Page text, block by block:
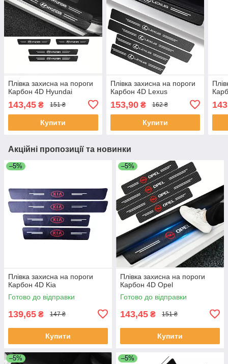
Плівка захисна на пороги
Карбон 4D Hyundai
143,45 ₴ 151 ₴
Купити
Плівка захисна на пороги
Карбон 4D Lexus
153,90₴ 162 ₴
Купити
Акційні пропозиції та новинки
–5%
Плівка захисна на пороги
Карбон 4D Kia
Готово до відправки
139,65 ₴ 147 ₴
Купити
–5%
Плівка захисна на пороги
Карбон 4D Opel
Готово до відправки
143,45 ₴ 151 ₴
Купити
–5% –5%